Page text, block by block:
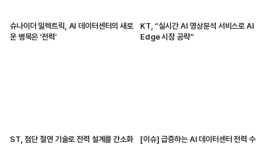
슈나이더 일렉트릭, AI 데이터센터의 새로
운 병목은 ‘전력’
KT, “실시간 AI 영상분석 서비스로 AI
Edge 시장 공략”
ST, 첨단 절연 기술로 전력 설계를 간소화
[이슈] 급증하는 AI 데이터센터 전력 수